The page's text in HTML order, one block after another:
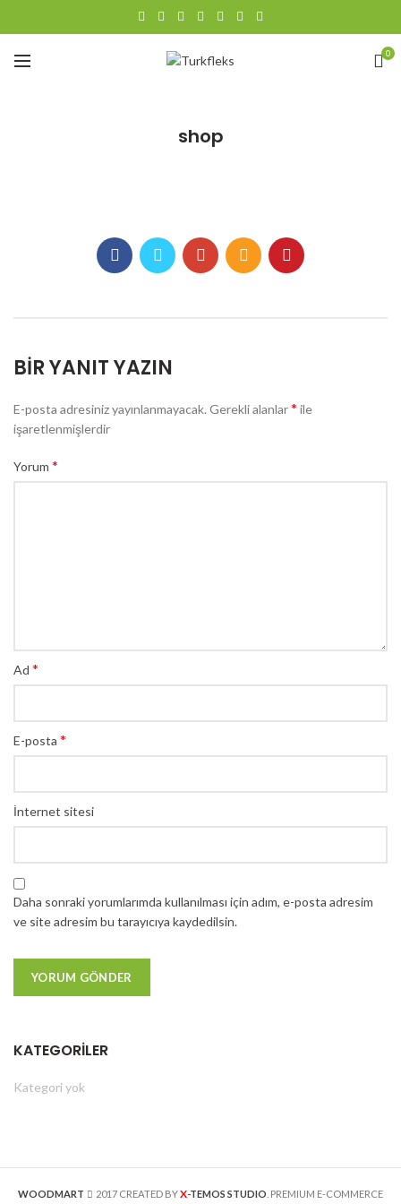
0
shop
BIR YANIT YAZIN
E-posta adresiniz yayınlanmayacak.Gerekli alanlar* ile
işaretlenmişlerdir
Yorum *
Ad *
E-posta *
İnternet sitesi
Daha sonraki yorumlarımda kullanılması için adım, e-posta adresim
ve site adresim bu tarayıcıya kaydedilsin.
KATEGORILER
Kategori yok
WOODMART 2017 CREATED BYX-TEMOS STUDIO . PREMIUM E-COMMERCE